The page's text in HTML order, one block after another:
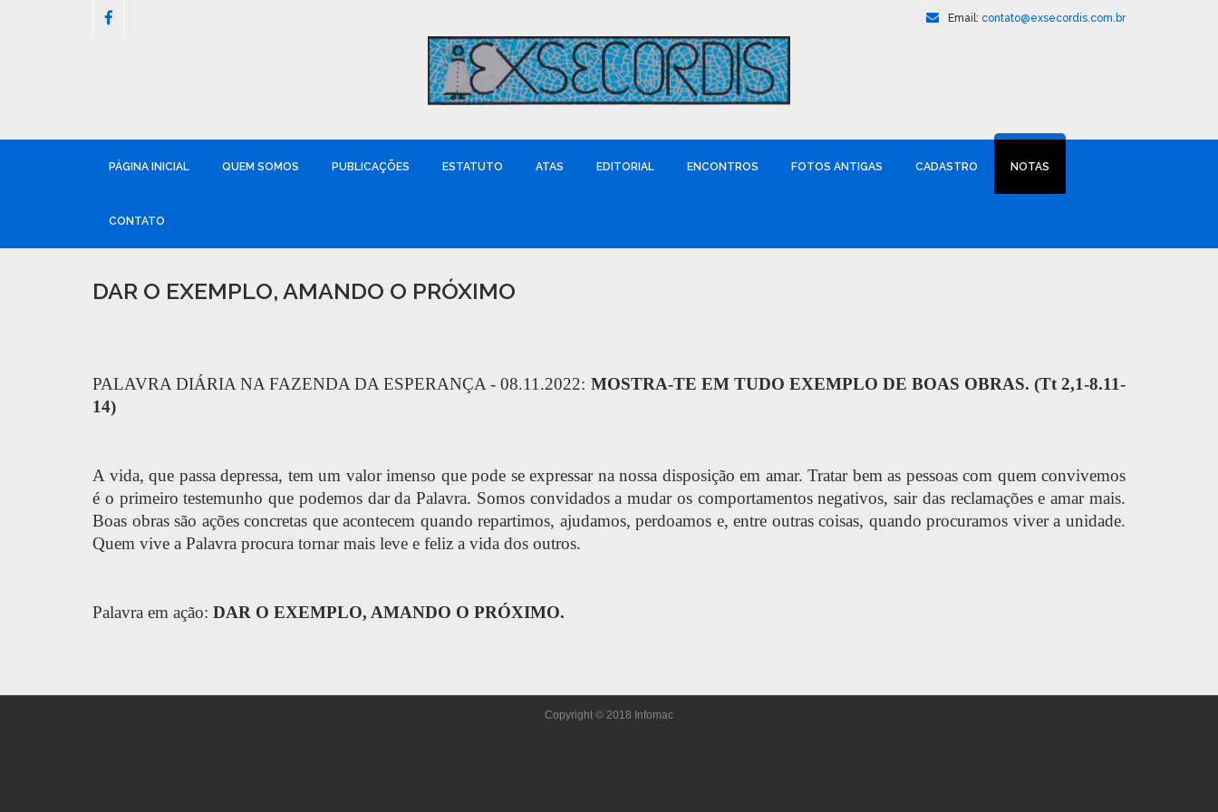
Email: contato@exsecordis.com.br
PÁGINA INICIAL QUEM SOMOS PUBLICAÇÕES ESTATUTO ATAS EDITORIAL ENCONTROS FOTOS ANTIGAS CADASTRO NOTAS
CONTATO
DAR O EXEMPLO, AMANDO O PRÓXIMO
PALAVRA DIÁRIA NA FAZENDA DA ESPERANÇA - 08.11.2022: MOSTRA-TE EM TUDO EXEMPLO DE BOAS OBRAS. (Tt 2,1-8.11-
14)
A vida, que passa depressa, tem um valor imenso que pode se expressar na nossa disposição em amar. Tratar bem as pessoas com quem convivemos
é o primeiro testemunho que podemos dar da Palavra. Somos convidados a mudar os comportamentos negativos, sair das reclamações e amar mais.
Boas obras são ações concretas que acontecem quando repartimos, ajudamos, perdoamos e, entre outras coisas, quando procuramos viver a unidade.
Quem vive a Palavra procura tornar mais leve e feliz a vida dos outros.
Palavra em ação: DAR O EXEMPLO, AMANDO O PRÓXIMO.
Copyright © 2018 Infomac